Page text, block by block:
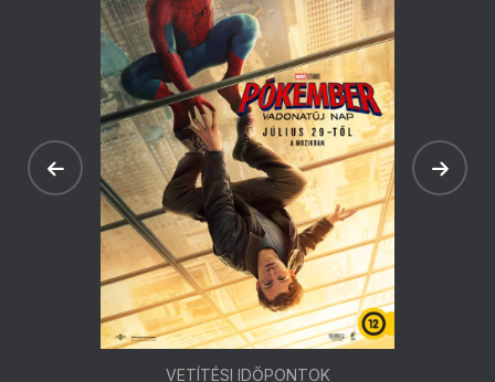
VETÍTÉSI IDŐPONTOK